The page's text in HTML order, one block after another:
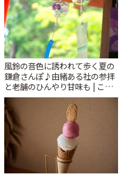
風鈴の音色に誘われて歩く夏の
鎌倉さんぽ♪由緒ある社の参拝
と老舗のひんやり甘味も | こと
りっぷ